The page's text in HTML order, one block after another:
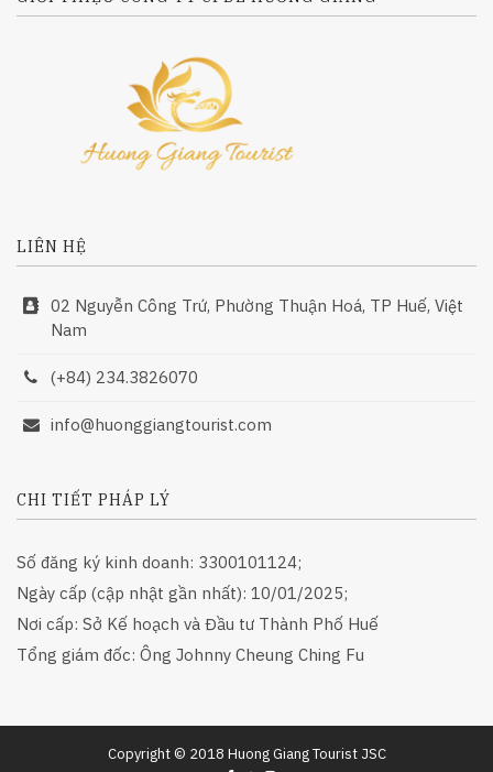
LIÊN HỆ
02 Nguyễn Công Trứ, Phường Thuận Hoá, TP Huế, Việt
Nam
(+84) 234.3826070
info@huonggiangtourist.com
CHI TIẾT PHÁP LÝ
Số đăng ký kinh doanh: 3300101124;
Ngày cấp (cập nhật gần nhất): 10/01/2025;
Nơi cấp: Sở Kế hoạch và Đầu tư Thành Phố Huế
Tổng giám đốc: Ông Johnny Cheung Ching Fu
Copyright © 2018 Huong Giang Tourist JSC